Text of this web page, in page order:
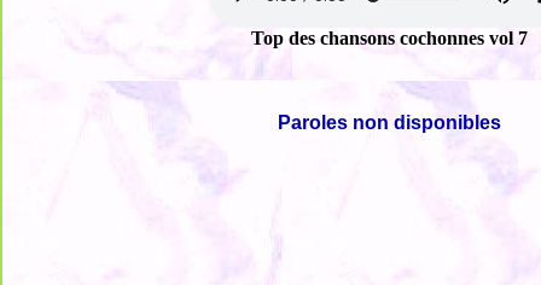
Top des chansons cochonnes vol 7
Paroles non disponibles